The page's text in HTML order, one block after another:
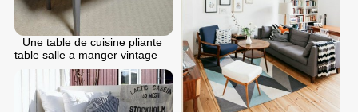
Une table de cuisine pliante
table salle a manger vintage